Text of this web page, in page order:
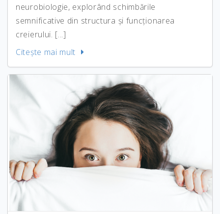
neurobiologie, explorând schimbările
semnificative din structura și funcționarea
creierului. [...]
Citeşte mai mult